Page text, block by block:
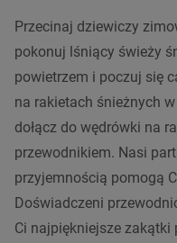
Przecinaj dziewiczy
pokonuj lśniący świeży
powietrzem i poczuj się
na rakietach śnieżnych
dołącz do wędrówki na
przewodnikiem. Nasi
przyjemnością pomogą
Doświadczeni
Ci najpiękniejsze